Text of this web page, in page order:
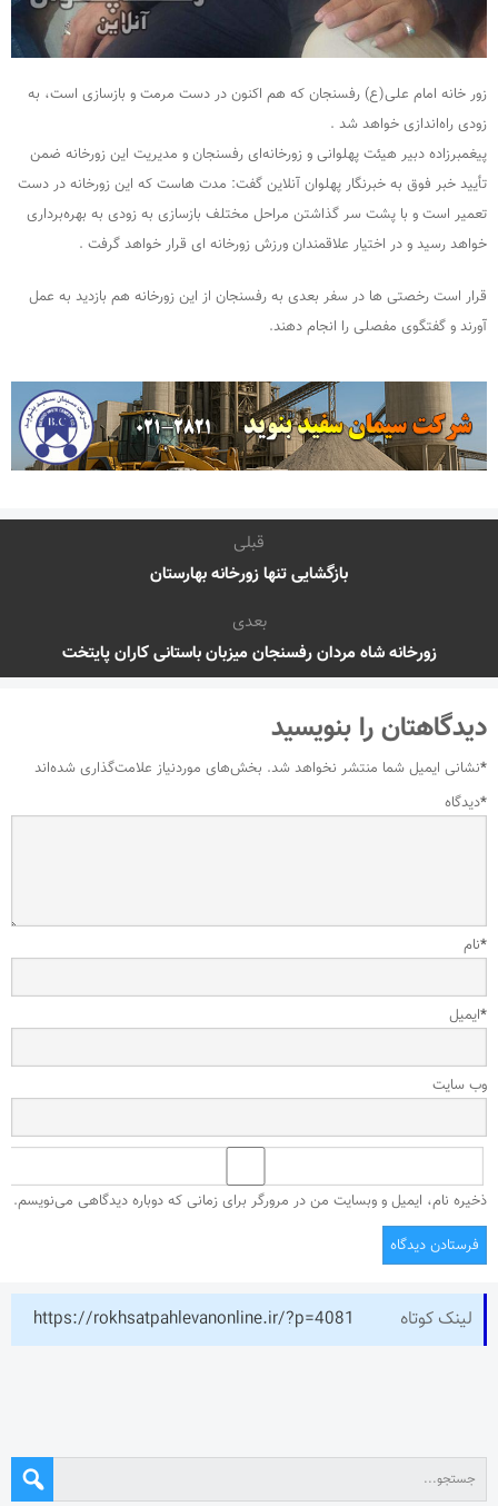
زور خانه امام علی(ع) رفسنجان که هم اکنون در دست مرمت و بازسازی است، به
زودی راه‌اندازی خواهد شد .
پیغمبرزاده دبیر هیئت پهلوانی و زورخانه‌ای رفسنجان و مدیریت این زورخانه ضمن
تأیید خبر فوق به خبرنگار پهلوان آنلاین گفت: مدت هاست که این زورخانه در دست
تعمیر است و با پشت سر گذاشتن مراحل مختلف بازسازی به زودی به بهره‌برداری
خواهد رسید و در اختیار علاقمندان ورزش زورخانه ای قرار خواهد گرفت .
قرار است رخصتی ها در سفر بعدی به رفسنجان از این زورخانه هم بازدید به عمل
آورند و گفتگوی مفصلی را انجام دهند.
قبلی
بازگشایی تنها زورخانه بهارستان
بعدی
زورخانه شاه مردان رفسنجان میزبان باستانی کاران پایتخت
دیدگاهتان را بنویسید
نشانی ایمیل شما منتشر نخواهد شد. بخش‌های موردنیاز علامت‌گذاری شده‌اند
*
دیدگاه*
نام*
ایمیل*
وب‌ سایت
ذخیره نام، ایمیل و وبسایت من در مرورگر برای زمانی که دوباره دیدگاهی می‌نویسم.
لینک کوتاه https://rokhsatpahlevanonline.ir/?p=4081